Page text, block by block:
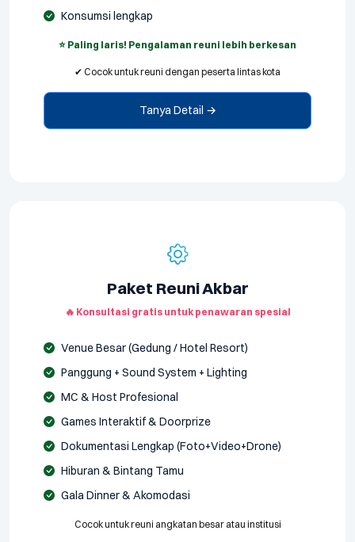
Konsumsi lengkap
⭐ Paling laris! Pengalaman reuni lebih berkesan
✔ Cocok untuk reuni dengan peserta lintas kota
Tanya Detail →
Paket Reuni Akbar
🔥 Konsultasi gratis untuk penawaran spesial
Venue Besar (Gedung / Hotel Resort)
Panggung + Sound System + Lighting
MC & Host Profesional
Games Interaktif & Doorprize
Dokumentasi Lengkap (Foto+Video+Drone)
Hiburan & Bintang Tamu
Gala Dinner & Akomodasi
Cocok untuk reuni angkatan besar atau institusi